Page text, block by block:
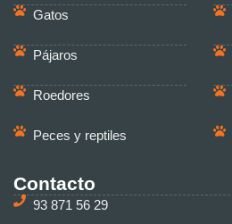
Gatos
Pájaros
Roedores
Peces y reptiles
Contacto
93 871 56 29